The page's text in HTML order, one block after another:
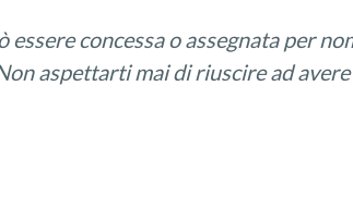
essere concessa o assegnata per
aspettarti mai di riuscire ad